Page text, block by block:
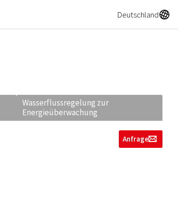
DeutschlandA
Wasserflussregelung zur
Energieüberwachung
Anfrageg